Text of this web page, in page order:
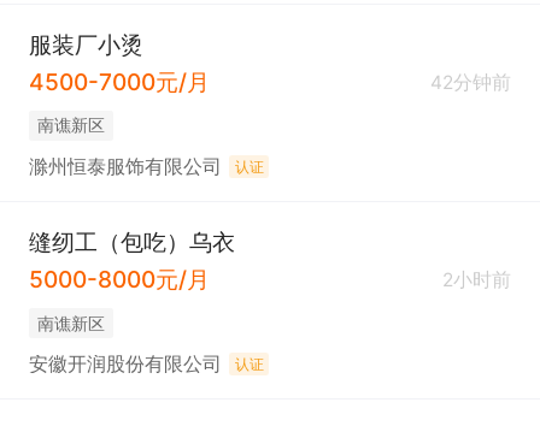
服装厂小烫
4500-7000元/月
42分钟前
南谯新区
滁州恒泰服饰有限公司 认证
缝纫工（包吃）乌衣
5000-8000元/月
2小时前
南谯新区
安徽开润股份有限公司 认证